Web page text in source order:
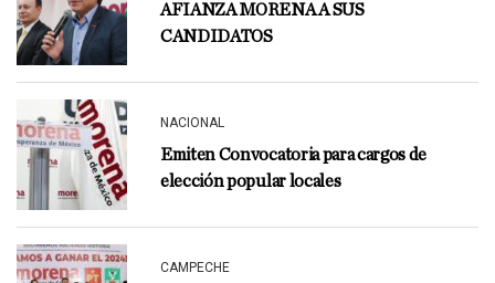
AFIANZA MORENA A SUS
CANDIDATOS
NACIONAL
Emiten Convocatoria para cargos de
elección popular locales
CAMPECHE